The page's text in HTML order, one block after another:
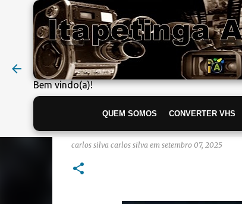
Bem vindo(a)!
QUEM SOMOS CONVERTER VHS
Acidente na Ponte Zé
carlos silva carlos silva em setembro 07, 2025